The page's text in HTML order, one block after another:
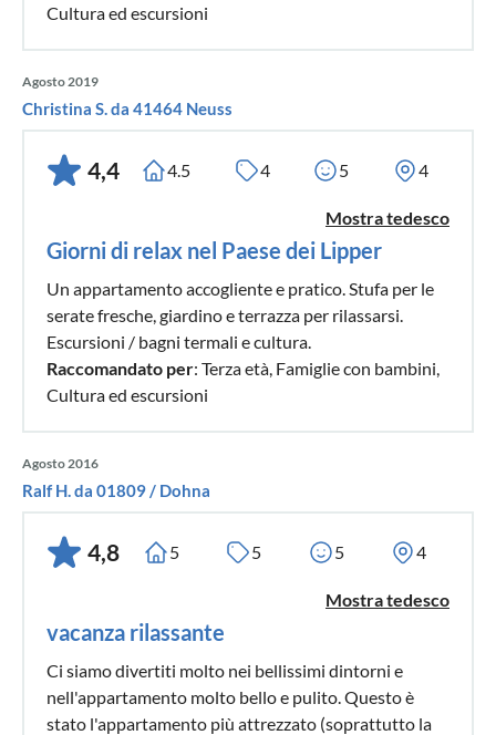
Cultura ed escursioni
Agosto 2019
Christina S. da 41464 Neuss
4,4 4.5 4 5 4
Mostra tedesco
Giorni di relax nel Paese dei Lipper
Un appartamento accogliente e pratico. Stufa per le
serate fresche, giardino e terrazza per rilassarsi.
Escursioni / bagni termali e cultura.
Raccomandato per: Terza età, Famiglie con bambini,
Cultura ed escursioni
Agosto 2016
Ralf H. da 01809 / Dohna
4,8 5 5 5 4
Mostra tedesco
vacanza rilassante
Ci siamo divertiti molto nei bellissimi dintorni e
nell'appartamento molto bello e pulito. Questo è
stato l'appartamento più attrezzato (soprattutto la